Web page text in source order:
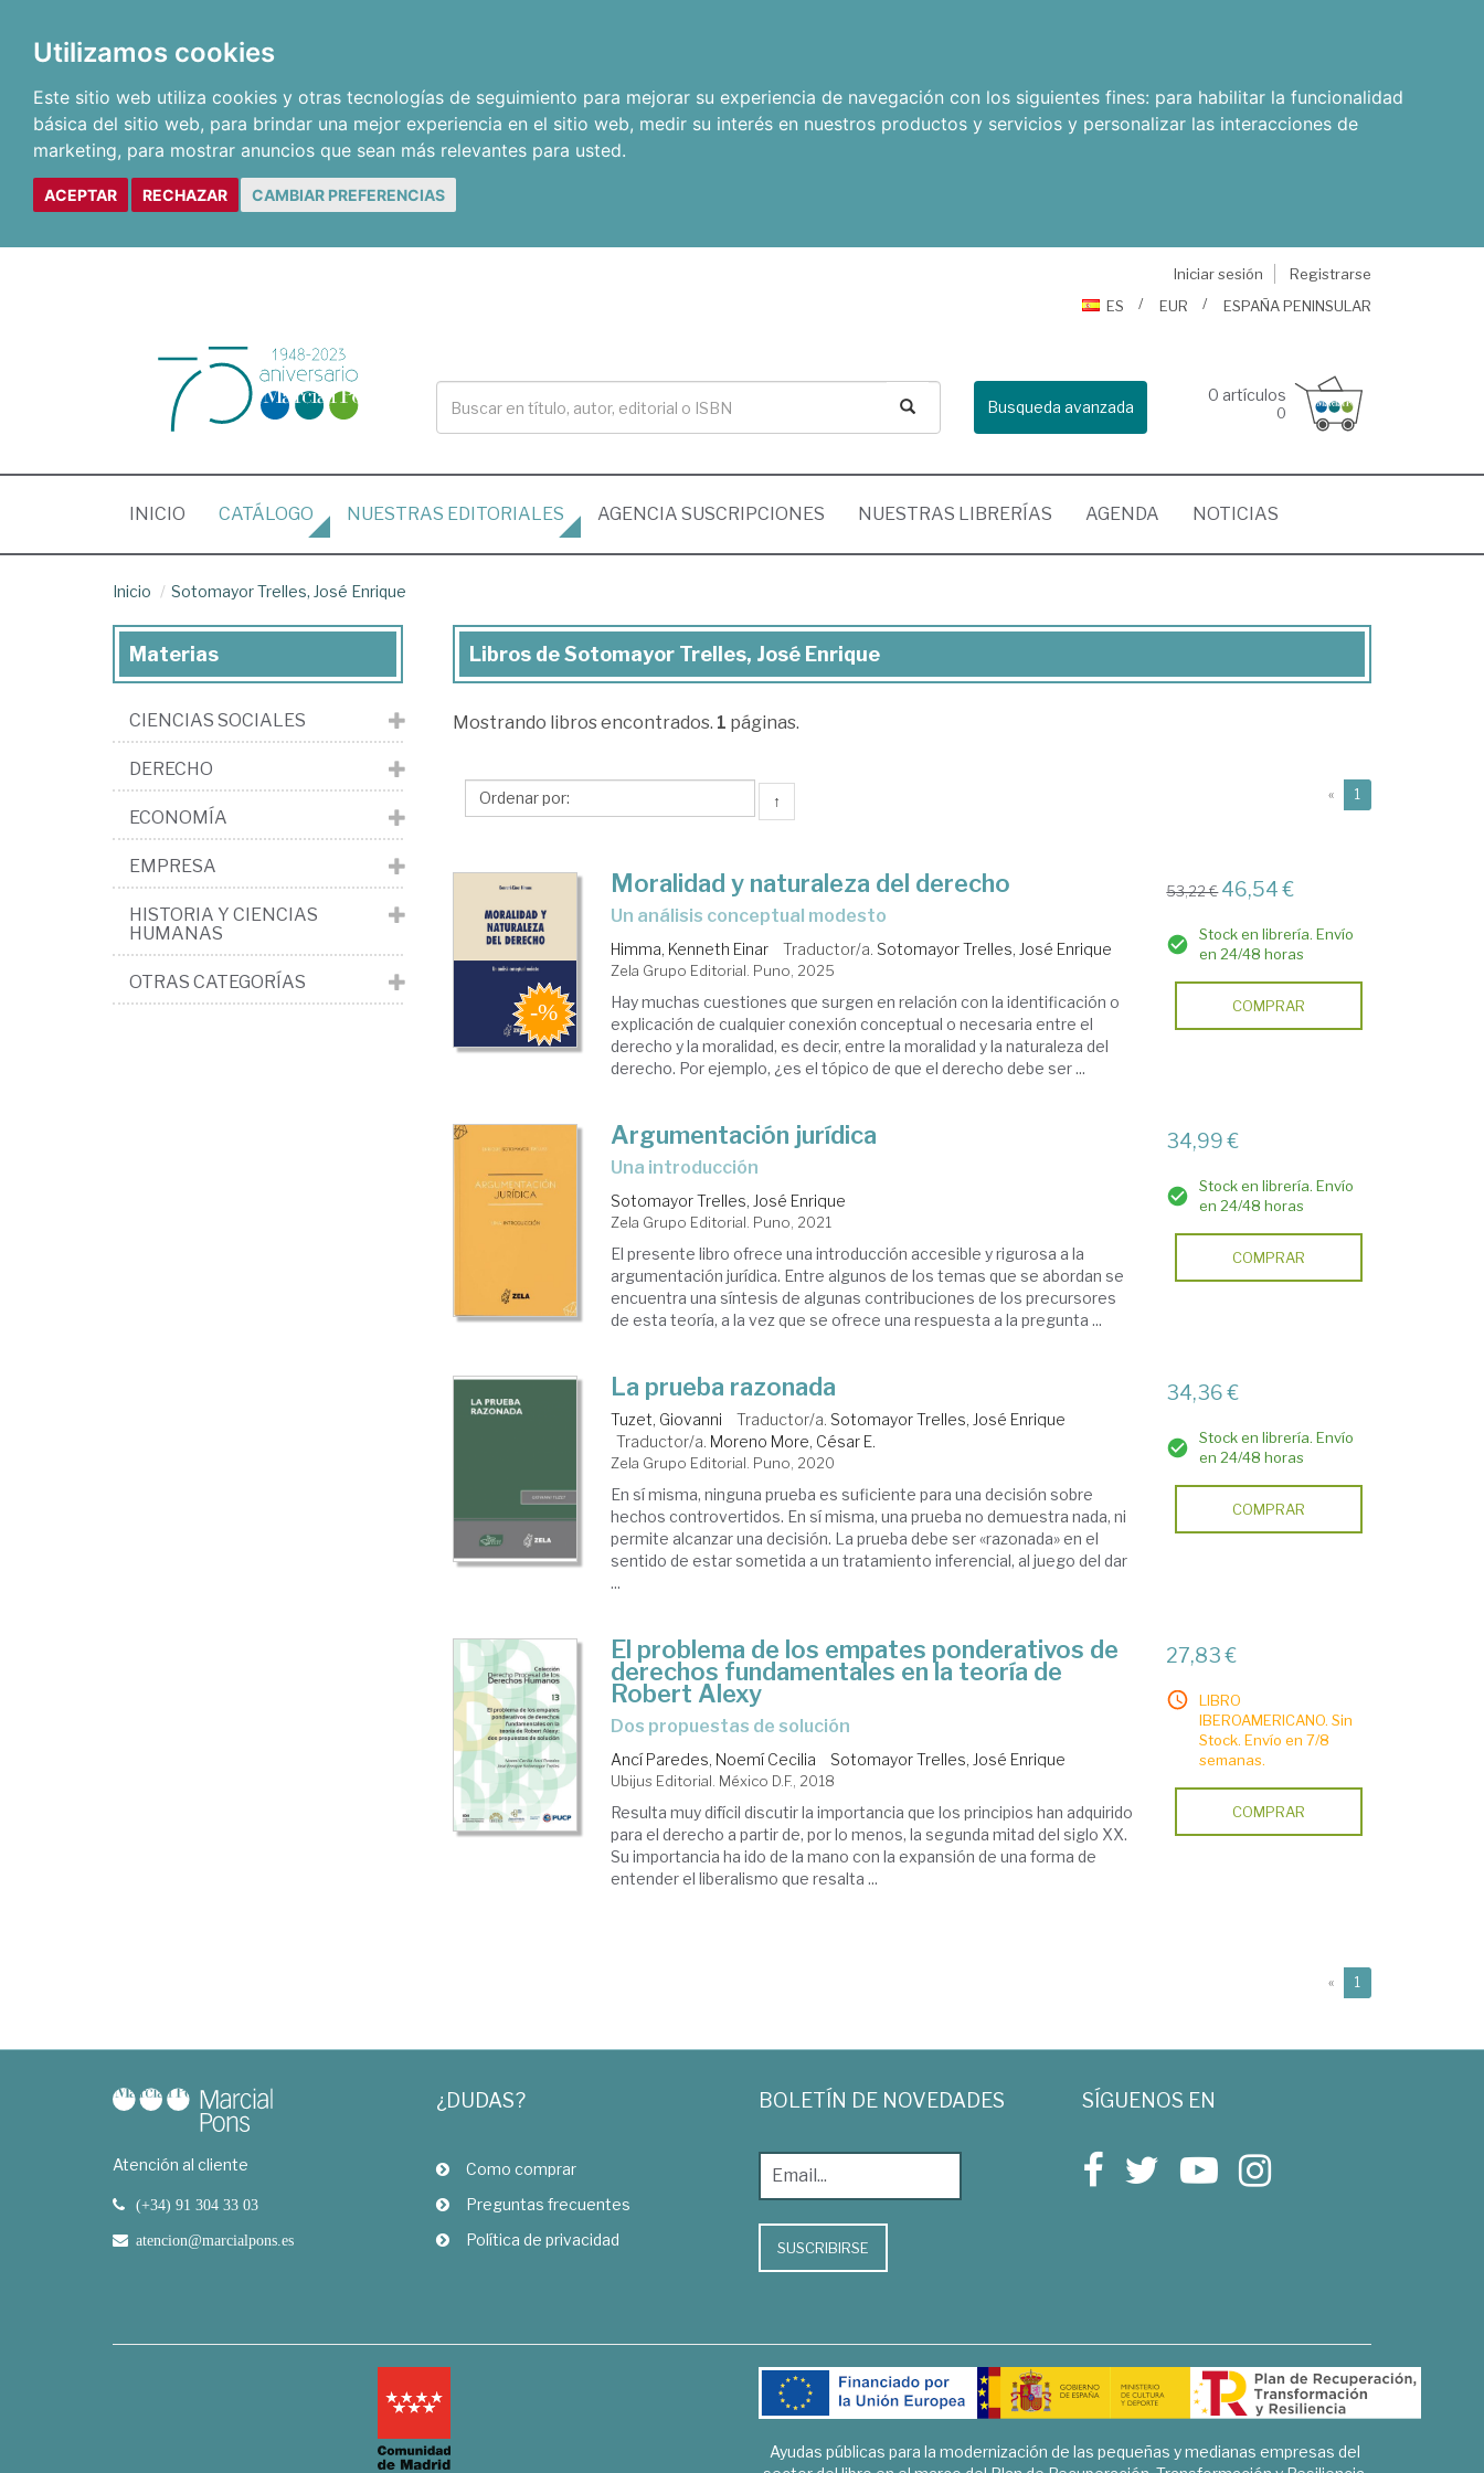
Utilizamos cookies
Este sitio web utiliza cookies y otras tecnologías de seguimiento para mejorar su experiencia de navegación con los siguientes fines: para habilitar la funcionalidad
básica del sitio web, para brindar una mejor experiencia en el sitio web, medir su interés en nuestros productos y servicios y personalizar las interacciones de
marketing, para mostrar anuncios que sean más relevantes para usted.
ACEPTAR RECHAZAR CAMBIAR PREFERENCIAS
Iniciar sesión
Registrarse
ES
EUR ESPAÑA PENINSULAR
Busqueda avanzada
0 artículos
0
INICIO (CURRENT)
CATÁLOGO NUESTRAS EDITORIALES AGENCIA SUSCRIPCIONES NUESTRAS LIBRERÍAS AGENDA NOTICIAS
Inicio Sotomayor Trelles, José Enrique
Libros
Sotomayor
José
Libros de Sotomayor Trelles, José Enrique
Mostrando libros encontrados. 1 páginas.
↑ « 1
Moralidad y naturaleza del derecho
un análisis conceptual modesto
Himma, Kenneth Einar Traductor/a. Sotomayor Trelles, José Enrique
Zela Grupo Editorial. Puno, 2025
Hay muchas cuestiones que surgen en relación con la identificación o
explicación de cualquier conexión conceptual o necesaria entre el
derecho y la moralidad, es decir, entre la moralidad y la naturaleza del
derecho. Por ejemplo, ¿es el tópico de que el derecho debe ser ...
53,22 € 46,54 €
Stock en librería. Envío
en 24/48 horas
COMPRAR
Argumentación jurídica
una introducción
Sotomayor Trelles, José Enrique
Zela Grupo Editorial. Puno, 2021
El presente libro ofrece una introducción accesible y rigurosa a la
argumentación jurídica. Entre algunos de los temas que se abordan se
encuentra una síntesis de algunas contribuciones de los precursores
de esta teoría, a la vez que se ofrece una respuesta a la pregunta ...
34,99 €
Stock en librería. Envío
en 24/48 horas
COMPRAR
La prueba razonada
Tuzet, Giovanni Traductor/a. Sotomayor Trelles, José Enrique
Traductor/a. Moreno More, César E.
Zela Grupo Editorial. Puno, 2020
En sí misma, ninguna prueba es suficiente para una decisión sobre
hechos controvertidos. En sí misma, una prueba no demuestra nada, ni
permite alcanzar una decisión. La prueba debe ser «razonada» en el
sentido de estar sometida a un tratamiento inferencial, al juego del dar
...
34,36 €
Stock en librería. Envío
en 24/48 horas
COMPRAR
El problema de los empates ponderativos de
derechos fundamentales en la teoría de
Robert Alexy
dos propuestas de solución
Ancí Paredes, Noemí Cecilia Sotomayor Trelles, José Enrique
Ubijus Editorial. México D.F., 2018
Resulta muy difícil discutir la importancia que los principios han adquirido
para el derecho a partir de, por lo menos, la segunda mitad del siglo XX.
Su importancia ha ido de la mano con la expansión de una forma de
entender el liberalismo que resalta ...
27,83 €
LIBRO
IBEROAMERICANO. Sin
Stock. Envío en 7/8
semanas.
COMPRAR
« 1
Materias
CIENCIAS SOCIALES
DERECHO
ECONOMÍA
EMPRESA
HISTORIA Y CIENCIAS
HUMANAS
OTRAS CATEGORÍAS
Atención al cliente
(+34) 91 304 33 03
atencion@marcialpons.es
¿DUDAS?
Como comprar
Preguntas frecuentes
Política de privacidad
BOLETÍN DE NOVEDADES
SUSCRIBIRSE
SÍGUENOS EN
Ayudas públicas para la modernización de las pequeñas y medianas empresas del